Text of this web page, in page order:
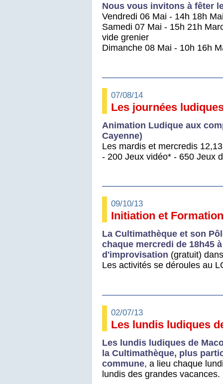
Nous vous invitons à fêter
Vendredi 06 Mai - 14h 18h
Samedi 07 Mai - 15h 21h
vide grenier
Dimanche 08 Mai - 10h 16h
07/08/14
Les journées
Animation Ludique aux
Cayenne)
Les mardis et mercredis
- 200 Jeux vidéo* - 650 Jeux
09/10/13
Initiation et
La Cultimathèque et son
chaque mercredi de 18h45
d'improvisation (gratuit)
Les activités se déroules au
02/07/13
Les lundis ludiques
Les lundis ludiques de
la Cultimathèque, plus
commune, a lieu chaque
lundis des grandes